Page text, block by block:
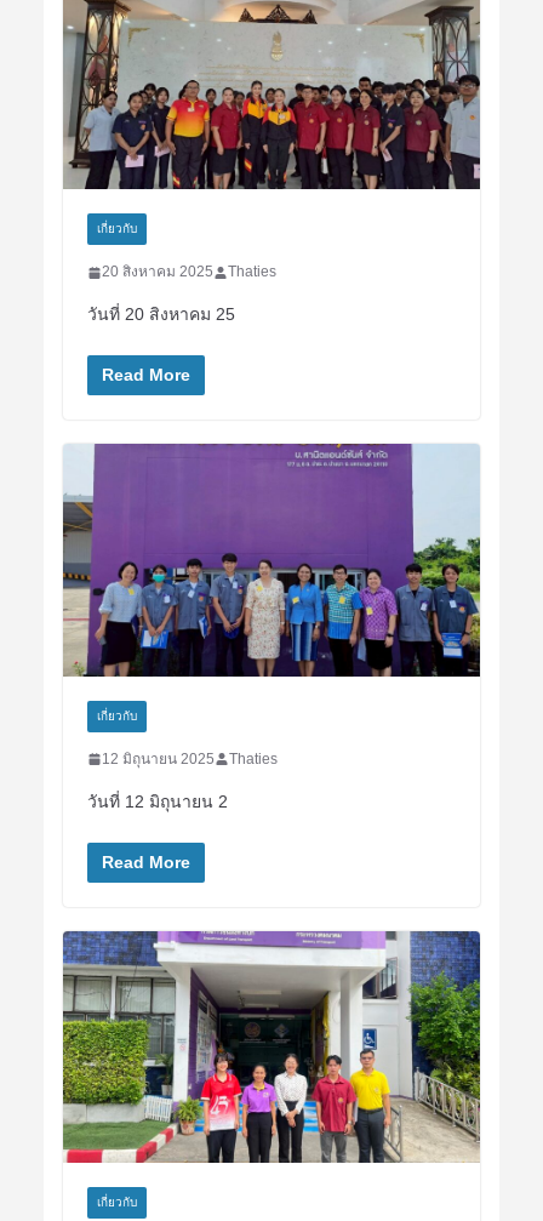
เกี่ยวกับ
20 สิงหาคม 2025 Thaties
วันที่ 20 สิงหาคม 25
Read More
เกี่ยวกับ
12 มิถุนายน 2025 Thaties
วันที่ 12 มิถุนายน 2
Read More
เกี่ยวกับ